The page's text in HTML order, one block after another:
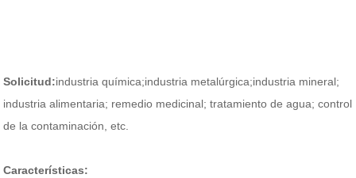
Solicitud:industria química;industria metalúrgica;industria mineral;
industria alimentaria; remedio medicinal; tratamiento de agua; control
de la contaminación, etc.
Características: